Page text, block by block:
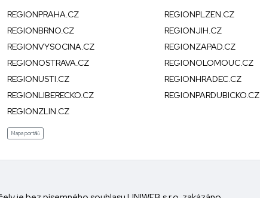
REGIONPRAHA.CZ
REGIONPLZEN.CZ
REGIONBRNO.CZ
REGIONJIH.CZ
REGIONVYSOCINA.CZ
REGIONZAPAD.CZ
REGIONOSTRAVA.CZ
REGIONOLOMOUC.CZ
REGIONUSTI.CZ
REGIONHRADEC.CZ
REGIONLIBERECKO.CZ
REGIONPARDUBICKO.CZ
REGIONZLIN.CZ
Mapa portálů